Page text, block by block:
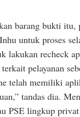
barang bukti itu,
untuk proses
lakukan recheck
pelayanan
telah memiliki
tandas dia.
PSE lingkup